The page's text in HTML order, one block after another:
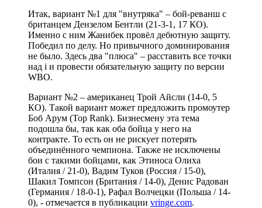
Итак, вариант №1 для "внутряка" – бой-реванш с
британцем Дензелом Бентли (21-3-1, 17 КО).
Именно с ним Жанибек провёл дебютную защиту.
Победил по делу. Но привычного доминирования
не было. Здесь два "плюса" – расставить все точки
над i и провести обязательную защиту по версии
WBO.
Вариант №2 – американец Трой Айсли (14-0, 5
КО). Такой вариант может предложить промоутер
Боб Арум (Top Rank). Бизнесмену эта тема
подошла бы, так как оба бойца у него на
контракте. То есть он не рискует потерять
объединённого чемпиона. Также не исключены
бои с такими бойцами, как Этиноса Олиха
(Италия / 21-0), Вадим Туков (Россия / 15-0),
Шакил Томпсон (Британия / 14-0), Денис Радован
(Германия / 18-0-1), Рафал Волчецки (Польша / 14-
0), - отмечается в публикации vringe.com.